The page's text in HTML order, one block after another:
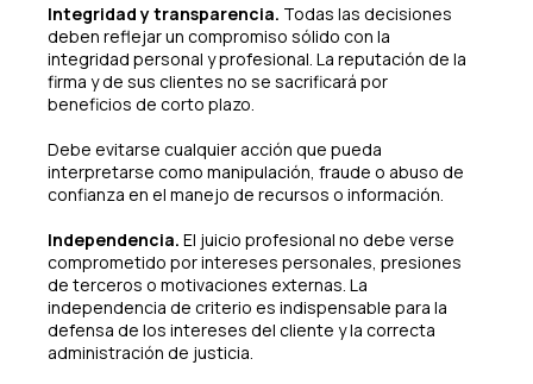
Integridad y transparencia. Todas las decisiones
deben reflejar un compromiso sólido con la
integridad personal y profesional. La reputación de la
firma y de sus clientes no se sacrificará por
beneficios de corto plazo.
Debe evitarse cualquier acción que pueda
interpretarse como manipulación, fraude o abuso de
confianza en el manejo de recursos o información.
Independencia. El juicio profesional no debe verse
comprometido por intereses personales, presiones
de terceros o motivaciones externas. La
independencia de criterio es indispensable para la
defensa de los intereses del cliente y la correcta
administración de justicia.